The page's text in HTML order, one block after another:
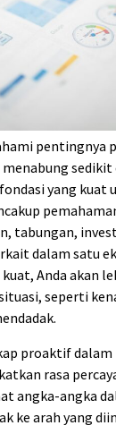
pentingnya
menabung
yang kuat
tabungan,
dalam satu
Anda akan
seperti
proaktif
rasa
angka-angka
ke arah yang